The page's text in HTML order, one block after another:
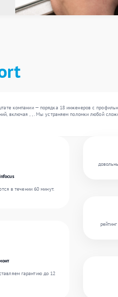
компании — порядка 18 инженеров с
включая , , . Мы устраняем поломки любой
в течении 60 минут.
гарантию до 12